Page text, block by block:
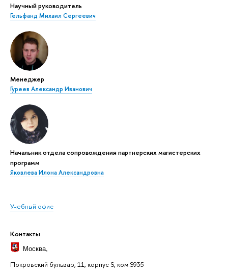
Научный руководитель
Гельфанд Михаил Сергеевич
Менеджер
Гуреев Александр Иванович
Начальник отдела сопровождения партнерских магистерских
программ
Яковлева Илона Александровна
Учебный офис
Контакты
Москва,
Покровский бульвар, 11, корпус S, ком.S935